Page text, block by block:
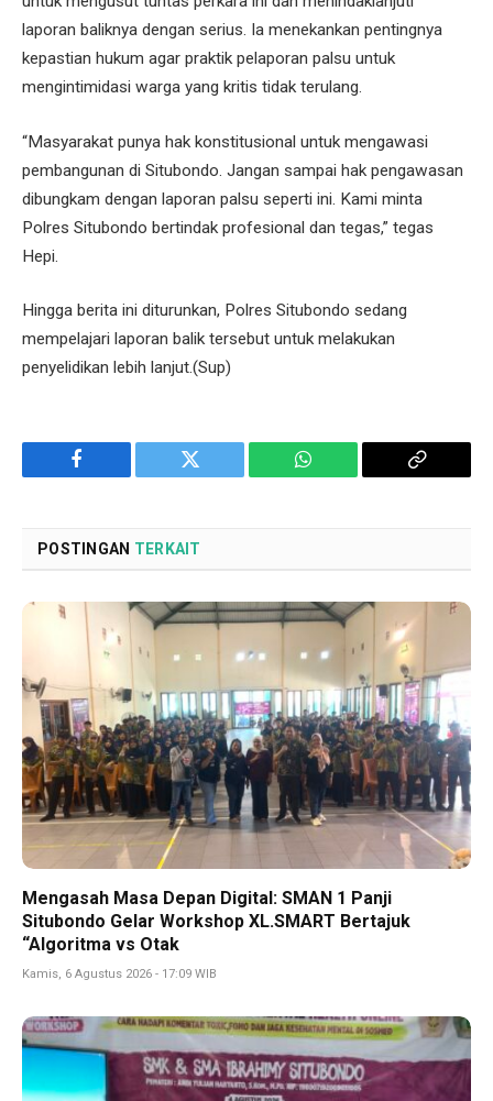
laporan baliknya dengan serius. Ia menekankan pentingnya
kepastian hukum agar praktik pelaporan palsu untuk
mengintimidasi warga yang kritis tidak terulang.
“Masyarakat punya hak konstitusional untuk mengawasi
pembangunan di Situbondo. Jangan sampai hak pengawasan
dibungkam dengan laporan palsu seperti ini. Kami minta
Polres Situbondo bertindak profesional dan tegas,” tegas
Hepi.
Hingga berita ini diturunkan, Polres Situbondo sedang
mempelajari laporan balik tersebut untuk melakukan
penyelidikan lebih lanjut.(Sup)
Facebook Twitter WhatsApp
Copy
POSTINGAN TERKAIT
Mengasah Masa Depan Digital: SMAN 1 Panji
Situbondo Gelar Workshop XL.SMART Bertajuk
“Algoritma vs Otak
Kamis, 6 Agustus 2026 - 17:09 WIB